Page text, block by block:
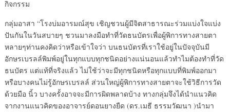
กิจกรรม
กลุ่มอาสา “โรงบ่มอารมณ์สุข เชิญชวนผู้มีจิตสาธารณะร่วมแบ่งใจแบ่ง
ปันกันในวันสบายๆ ชวนมาลงมือทำที่วัดธนบัตรเพื่อผู้พิการทางสายตา
หลายๆท่านคงคิดว่าหรือเข้าใจว่า บนธนบัตรที่เราใช้อยู่ในปัจจุบันมี
อักษรเบรลล์พิมพ์อยู่ในทุกแบบทุกชนิดอย่างแน่นอนแล้วทำไมต้องทำที่วัด
ธนบัตร แต่แท้ที่จริงแล้ว ไม่ใช้ว่าจะมีทุกชนิดหรือทุกแบบที่พิมพ์ออกมา
หรือบางคนไม่รู้อักษรเบรลล์ ส่วนใหญ่ผู้พิการทางสายตาจะใช้วิธีการวัด
ด้วยมือ นิ้ว บางครั้งอาจจะมีการผิดพลาดบ้าง ทางกลุ่มจึงได้นำแนวคิด
จากงานแนวคิดของอาจารย์ดอนยางยืด (ดร.เมธี ธรรมวัฒนา )นำมา